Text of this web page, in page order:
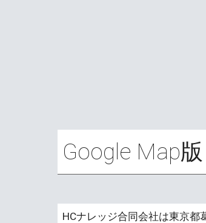
Google Map
HCナレッジ合同会社は東京都